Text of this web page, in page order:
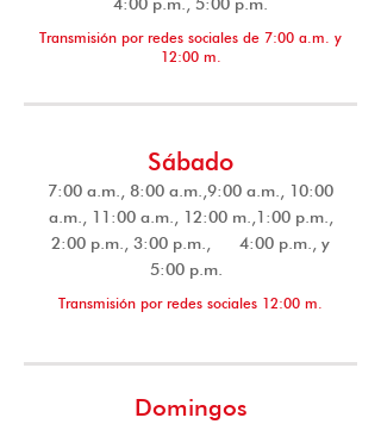
Transmisión por redes sociales de 7:00 a.m. y
12:00 m.
Sábado
7:00 a.m., 8:00 a.m.,9:00 a.m., 10:00
a.m., 11:00 a.m., 12:00 m.,1:00 p.m.,
2:00 p.m., 3:00 p.m., 4:00 p.m., y
5:00 p.m.
Transmisión por redes sociales 12:00 m.
Domingos